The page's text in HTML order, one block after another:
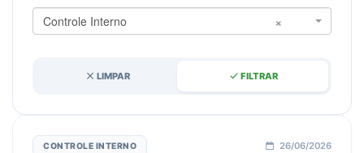
CONTROLE INTERNO 26/06/2026
×
Controle Interno
close LIMPAR done FILTRAR